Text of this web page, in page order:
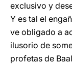
exclusivo y
Y es tal el
ve obligado a
ilusorio de
profetas de